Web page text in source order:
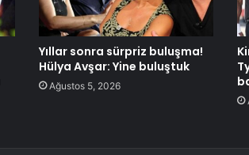
Yıllar sonra sürpriz buluşma!
Hülya Avşar: Yine buluştuk
Ağustos 5, 2026